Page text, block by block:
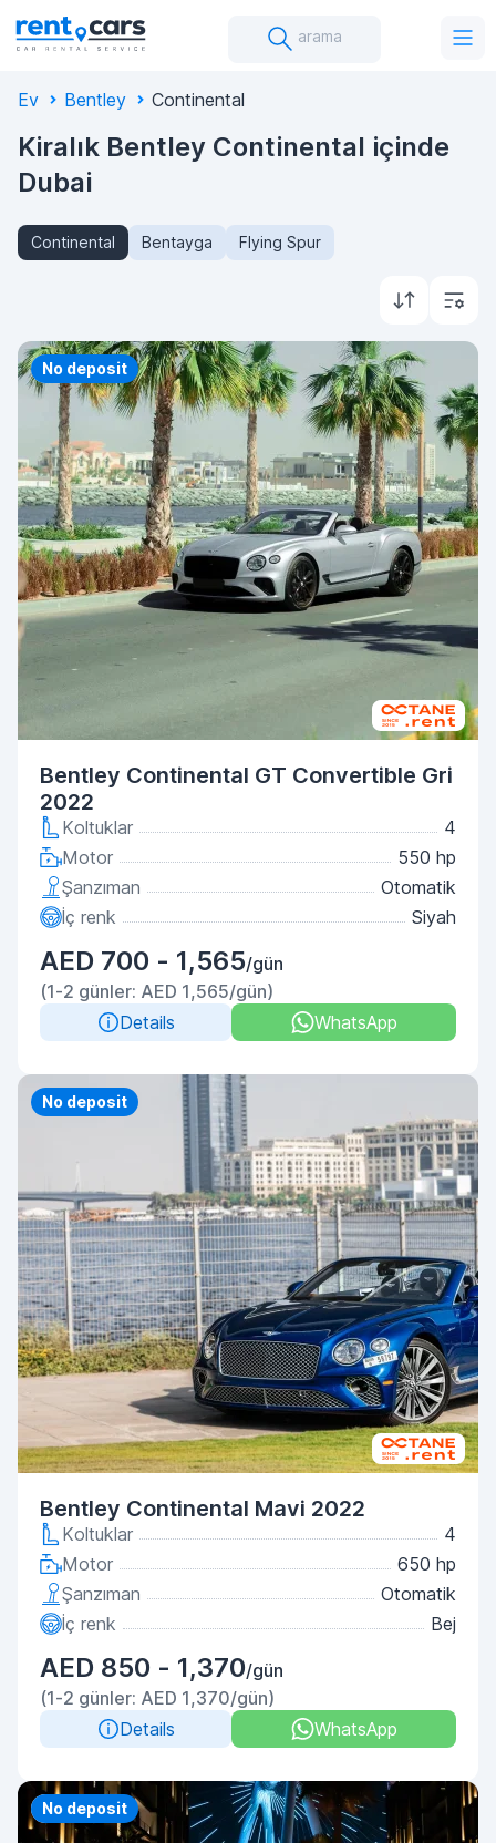
arama
Ev Bentley Continental
Kiralık Bentley Continental içinde
Dubai
Continental Bentayga Flying Spur
Priority
No deposit
Bentley Continental GT Convertible Gri
2022
Koltuklar
4
Motor
550 hp
Şanzıman
Otomatik
İç renk
Siyah
AED 700 - 1,565/gün
(1-2 günler: AED 1,565/gün)
Details
WhatsApp
Priority
No deposit
Bentley Continental Mavi 2022
Koltuklar
4
Motor
650 hp
Şanzıman
Otomatik
İç renk
Bej
AED 850 - 1,370/gün
(1-2 günler: AED 1,370/gün)
Details
WhatsApp
Priority
No deposit